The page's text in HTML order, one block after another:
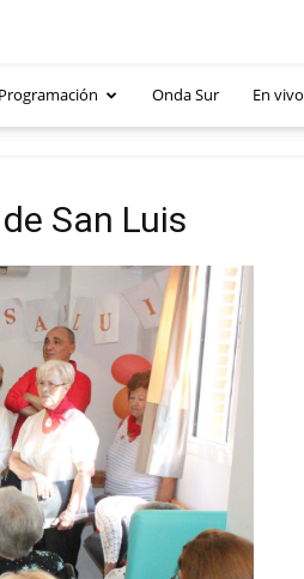
Programación Onda Sur En vivo
San Luis